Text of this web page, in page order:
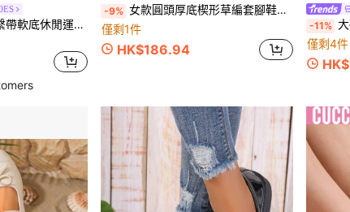
WARRIOR 女款厚底繫帶軟底休閒運動鞋，低筒平底戶外鞋，夏季通勤鞋，圓頭低跟防滑素色優雅軟底鞋，適合外出、健行、學生、畢業照，女款低筒運動滑板鞋
-9% 女款圓頭厚底楔形草編套腳鞋，休閒戶外亞麻繩底麂皮高跟鞋，春/秋季，尺寸 35-43
僅剩1件
HK$186.94
-11% 大码女式
僅剩4件